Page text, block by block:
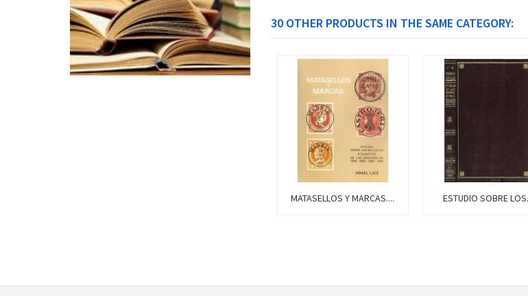
30 OTHER PRODUCTS IN THE SAME CATEGORY:
MATASELLOS Y MARCAS.... ESTUDIO SOBRE LOS...